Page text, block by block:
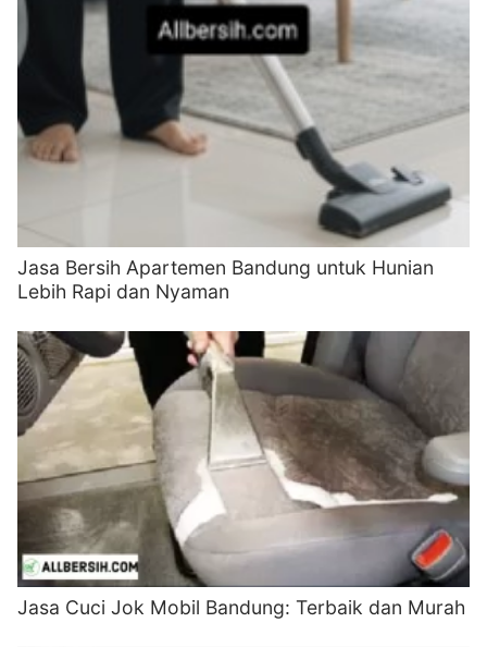
Jasa Bersih Apartemen Bandung untuk Hunian
Lebih Rapi dan Nyaman
Jasa Cuci Jok Mobil Bandung: Terbaik dan Murah